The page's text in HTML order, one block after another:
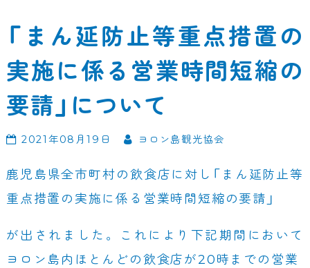
「まん延防止等重点措置の
実施に係る営業時間短縮の
要請」について
2021年08月19日 ヨロン島観光協会
鹿児島県全市町村の飲食店に対し「まん延防止等
重点措置の実施に係る営業時間短縮の要請」
が出されました。これにより下記期間において
ヨロン島内ほとんどの飲食店が20時までの営業